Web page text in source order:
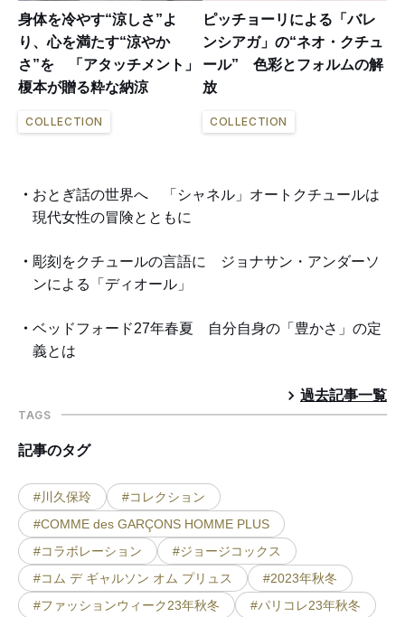
身体を冷やす“涼しさ”よ
り、心を満たす“涼やか
さ”を 「アタッチメント」
榎本が贈る粋な納涼
COLLECTION
ピッチョーリによる「バレ
ンシアガ」の“ネオ・クチュ
ール” 色彩とフォルムの解
放
COLLECTION
おとぎ話の世界へ 「シャネル」オートクチュールは
現代女性の冒険とともに
彫刻をクチュールの言語に ジョナサン・アンダーソ
ンによる「ディオール」
ベッドフォード27年春夏 自分自身の「豊かさ」の定
義とは
過去記事一覧
TAGS
記事のタグ
#川久保玲
#コレクション
#COMME des GARÇONS HOMME PLUS
#コラボレーション
#ジョージコックス
#コム デ ギャルソン オム プリュス
#2023年秋冬
#ファッションウィーク23年秋冬
#パリコレ23年秋冬